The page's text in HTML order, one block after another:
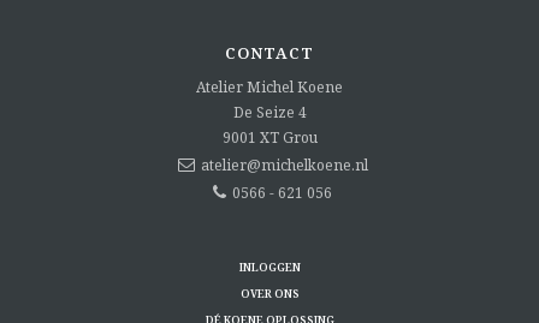
CONTACT
Atelier Michel Koene
De Seize 4
9001 XT Grou
atelier@michelkoene.nl
0566 - 621 056
INLOGGEN
OVER ONS
DÉ KOENE OPLOSSING